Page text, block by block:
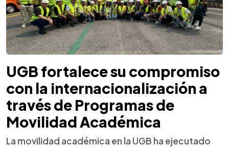
UGB fortalece su compromiso
con la internacionalización a
través de Programas de
Movilidad Académica
La movilidad académica en la UGB ha ejecutado